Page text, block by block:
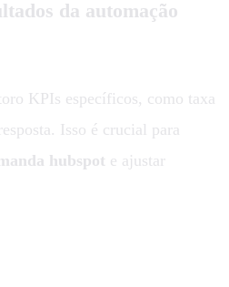
da automação
KPIs específicos, como taxa
Isso é crucial para
hubspot e ajustar